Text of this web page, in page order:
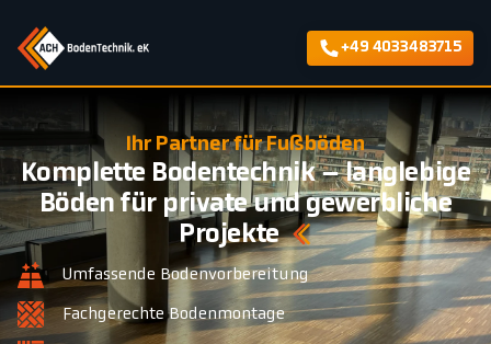
+49 4033483715
Ihr Partner für Fußböden
Komplette Bodentechnik – langlebige
Böden für private und gewerbliche
Projekte
Umfassende Bodenvorbereitung
Fachgerechte Bodenmontage